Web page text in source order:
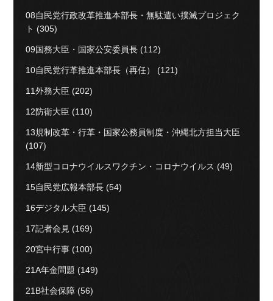
08自民党行政改革推進本部長・無駄遣い撲滅プロジェク
ト (305)
09国務大臣・国家公安委員長 (112)
10自民党行革推進本部長（再任） (121)
11外務大臣 (202)
12防衛大臣 (110)
13規制改革・行革・国家公務員制度・沖縄北方担当大臣
(107)
14新型コロナウイルスワクチン・コロナウイルス (49)
15自民党広報本部長 (54)
16デジタル大臣 (145)
17記者会見 (169)
20宮中行事 (100)
21A年金問題 (149)
21B社会保障 (56)